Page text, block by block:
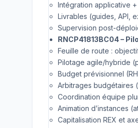
Intégration applicative
Livrables (guides, API,
Supervision post-
RNCP41813BC04 –
Feuille de route :
Pilotage agile/hybride
Budget prévisionnel
Arbitrages budgétaires
Coordination équipe
Animation d’instances
Capitalisation REX et